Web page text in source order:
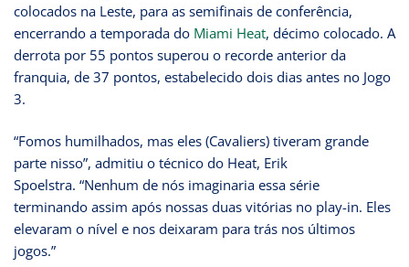
colocados na Leste, para as semifinais de conferência,
encerrando a temporada do Miami Heat, décimo colocado. A
derrota por 55 pontos superou o recorde anterior da
franquia, de 37 pontos, estabelecido dois dias antes no Jogo
3.
“Fomos humilhados, mas eles (Cavaliers) tiveram grande
parte nisso”, admitiu o técnico do Heat, Erik
Spoelstra. “Nenhum de nós imaginaria essa série
terminando assim após nossas duas vitórias no play-in. Eles
elevaram o nível e nos deixaram para trás nos últimos
jogos.”